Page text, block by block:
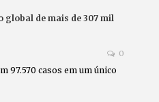
de mais de 307 mil
0
97.570 casos em um único